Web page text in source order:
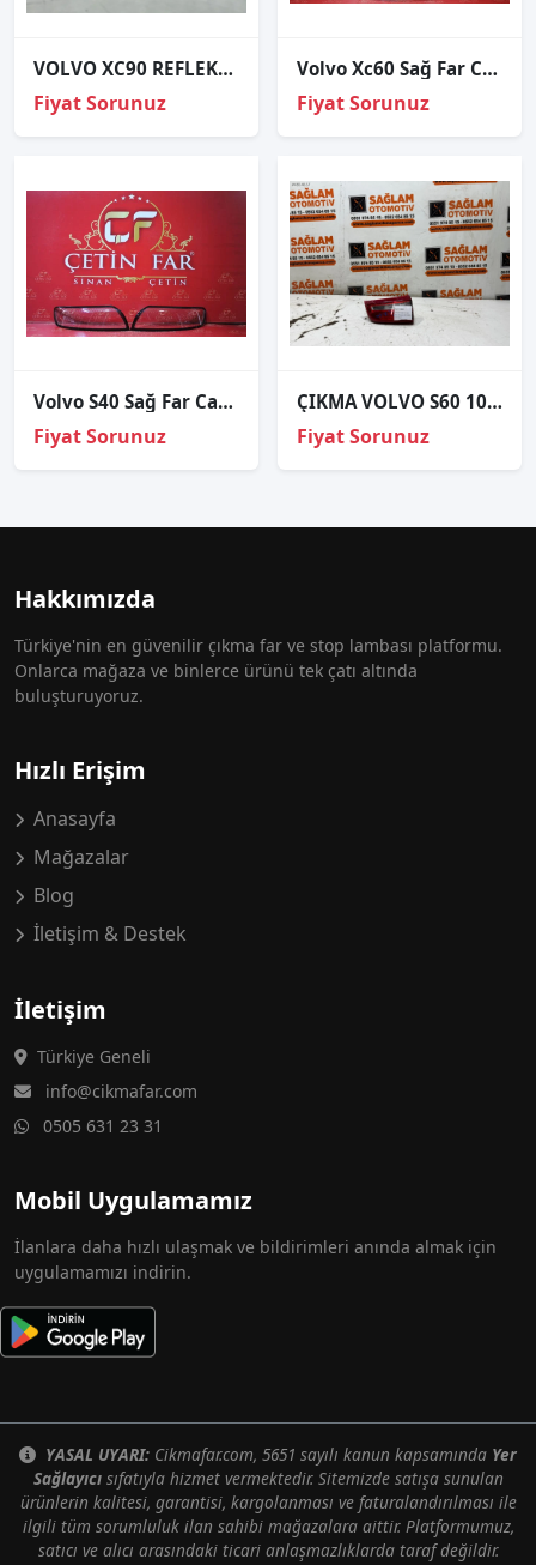
VOLVO XC90 REFLEKTÖR SOL ORJİNAL
Fiyat Sorunuz
Volvo Xc60 Sağ Far Cami 2014-2016
Fiyat Sorunuz
Volvo S40 Sağ Far Cami 2007-2012
Fiyat Sorunuz
ÇIKMA VOLVO S60 10-18 SOL BAGAJ İÇİ STOP 30796271
Fiyat Sorunuz
Hakkımızda
Türkiye'nin en güvenilir çıkma far ve stop lambası platformu.
Onlarca mağaza ve binlerce ürünü tek çatı altında
buluşturuyoruz.
Hızlı Erişim
Anasayfa
Mağazalar
Blog
İletişim & Destek
İletişim
Türkiye Geneli
info@cikmafar.com
0505 631 23 31
Mobil Uygulamamız
İlanlara daha hızlı ulaşmak ve bildirimleri anında almak için
uygulamamızı indirin.
YASAL UYARI: Cikmafar.com, 5651 sayılı kanun kapsamında Yer
Sağlayıcısıfatıyla hizmet vermektedir. Sitemizde satışa sunulan
ürünlerin kalitesi, garantisi, kargolanması ve faturalandırılması ile
ilgili tüm sorumluluk ilan sahibi mağazalara aittir. Platformumuz,
satıcı ve alıcı arasındaki ticari anlaşmazlıklarda taraf değildir.